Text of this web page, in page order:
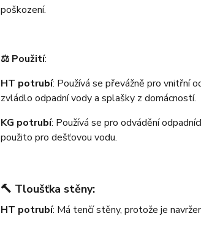
poškození.
⚖️ Použití:
HT potrubí: Používá se převážně pro vnitřní
zvládlo odpadní vody a splašky z domácností.
KG potrubí: Používá se pro odvádění
použito pro dešťovou vodu.
🔨 Tloušťka stěny:
HT potrubí: Má tenčí stěny, protože je